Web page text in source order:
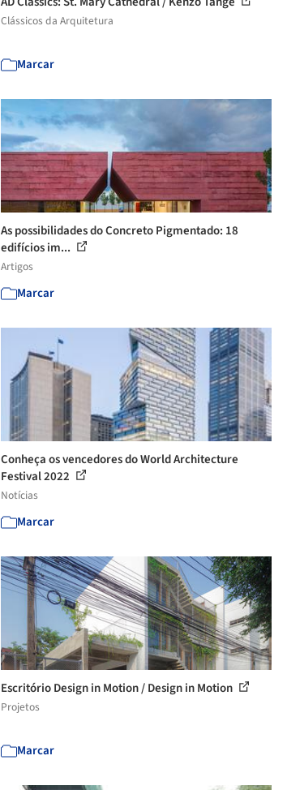
Clássicos da Arquitetura
Marcar
As possibilidades do Concreto Pigmentado: 18
edifícios im...
Artigos
Marcar
Conheça os vencedores do World Architecture
Festival 2022
Notícias
Marcar
Escritório Design in Motion / Design in Motion
Projetos
Marcar